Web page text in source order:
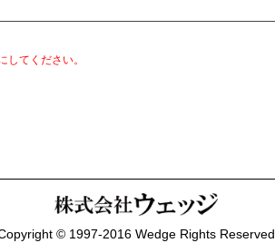
てください。
© 1997-2016 Wedge Rights Reserved